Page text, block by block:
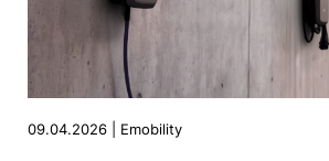
09.04.2026 | Emobility